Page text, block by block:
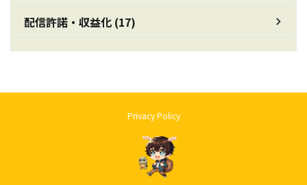
配信許諾・収益化 (17)
Privacy Policy